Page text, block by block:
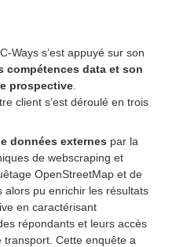
Ways s’est appuyé sur son
compétences data et son
prospective.
client s’est déroulé en trois
données externes par la
de webscraping et
OpenStreetMap et de
alors pu enrichir les résultats
en caractérisant
répondants et leurs accès
Cette enquête a